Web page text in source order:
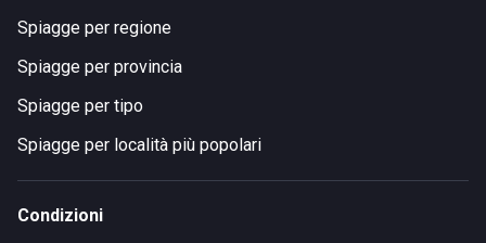
Spiagge per regione
Spiagge per provincia
Spiagge per tipo
Spiagge per località più popolari
Condizioni